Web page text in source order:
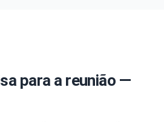
para a reunião —